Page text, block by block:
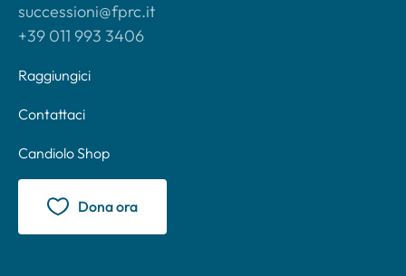
successioni@fprc.it
+39 011 993 3406
Raggiungici
Contattaci
Candiolo Shop
Dona ora